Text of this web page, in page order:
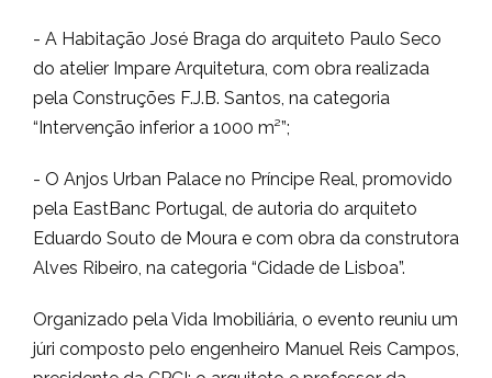
- A Habitação José Braga do arquiteto Paulo Seco
do atelier Impare Arquitetura, com obra realizada
pela Construções F.J.B. Santos, na categoria
“Intervenção inferior a 1000 m²”;
- O Anjos Urban Palace no Príncipe Real, promovido
pela EastBanc Portugal, de autoria do arquiteto
Eduardo Souto de Moura e com obra da construtora
Alves Ribeiro, na categoria “Cidade de Lisboa”.
Organizado pela Vida Imobiliária, o evento reuniu um
júri composto pelo engenheiro Manuel Reis Campos,